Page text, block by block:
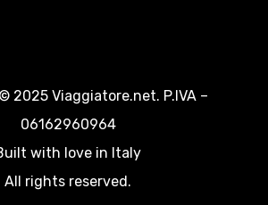
2025 Viaggiatore.net. P.IVA –
06162960964
with love in Italy
All rights reserved.